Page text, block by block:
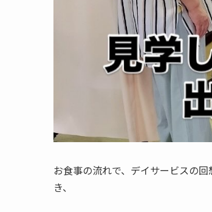
お食事の流れで、デイサービスの
き、